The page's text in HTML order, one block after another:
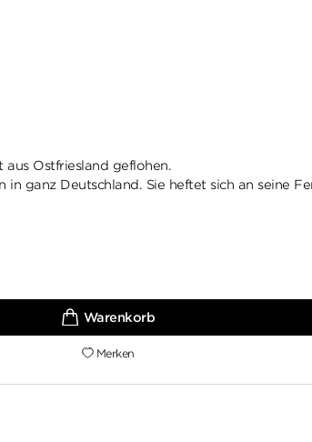
Ostfriesland geflohen.
ganz Deutschland. Sie heftet sich an seine
Merken